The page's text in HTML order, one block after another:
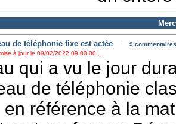
de téléphonie fixe est actée-
9
à jour le 09/02/2022 09:00:00 ...
qui a vu le jour
de téléphonie
en référence à la